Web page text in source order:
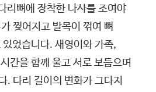
이 울었어요.
면박스 하나라는 게 너무 가슴 아
잘했다’
들텐데 왜 팔다리가 불편한 나를
리뼈에 장착한 나사를 조여야
찢어지고 발목이 꺾여 뼈
었습니다. 새영이와 가족,
간을 함께 울고 서로 보듬으며
. 다리 길이의 변화가 그다지